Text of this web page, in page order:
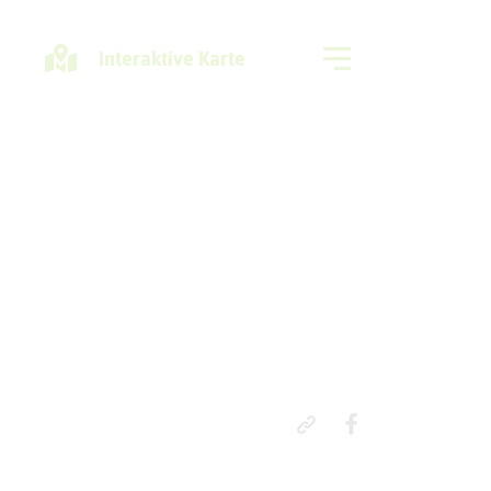
Interaktive Karte